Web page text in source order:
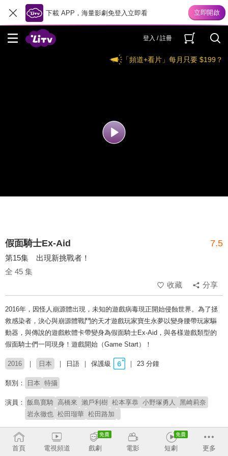
下載 APP，海量影劇免登入立即看
登入 / 註冊
「頻道+看片」每月只要 $199？
假面騎士Ex-Aid 7.5
第15集 出現新挑戰者！
全 45 集
收藏
分享
2016年，因怪人崩源體出現，未知的遊戲病毒現正開始侵蝕世界。為了拯
救感染者，決心與崩源體戰鬥的天才遊戲玩家寶生永夢以變身腰帶玩家驅
動器，與傳說的遊戲軟體卡帶變身為假面騎士Ex-Aid，與各樣遊戲類型的
假面騎士們一同現身！遊戲開始（Game Start）！
2016 日本 日語 保護級 23 分鐘
類別： 日本 特攝
演員： 飯島寛騎 高橋來 瀨戶利樹 松本享恭 小野塚勇人
黑崎莉奈
岩永徹也 松田瑠華 松田路加
製作公司： 東映 朝日電視台 旭通廣告
導演： 小野寺章（石森プロ) 中澤祥次郎 坂本浩一 山口恭平
首頁 電視頻道 戲劇 電影 短劇 更多